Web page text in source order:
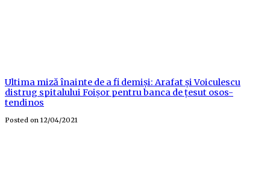
Ultima miză înainte de a fi demiși: Arafat și Voiculescu
distrug spitalului Foișor pentru banca de țesut osos-
tendinos
Posted on 12/04/2021